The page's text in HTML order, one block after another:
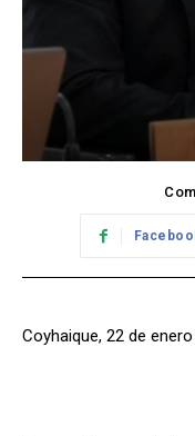
Coyhaique, 22 de